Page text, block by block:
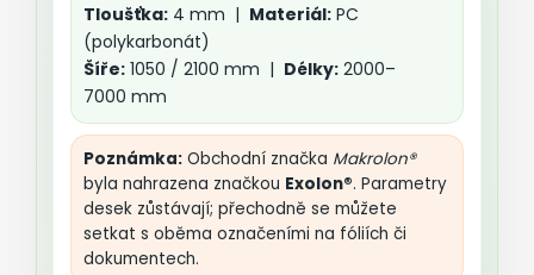
Tloušťka: 4 mm | Materiál: PC
(polykarbonát)
Šíře: 1050 / 2100 mm | Délky: 2000–
7000 mm
Poznámka: Obchodní značka Makrolon®
byla nahrazena značkou Exolon®. Parametry
desek zůstávají; přechodně se můžete
setkat s oběma označeními na fóliích či
dokumentech.